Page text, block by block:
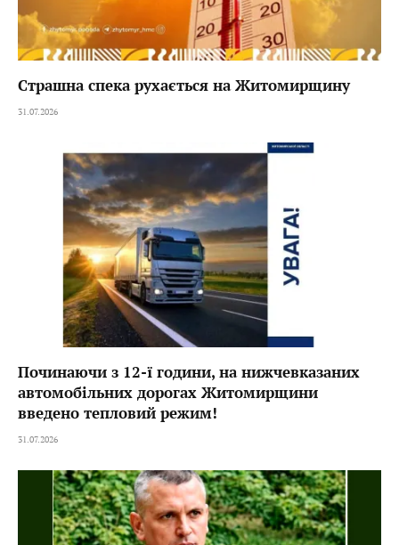
Страшна спека рухається на Житомирщину
31.07.2026
Починаючи з 12-ї години, на нижчевказаних
автомобільних дорогах Житомирщини
введено тепловий режим!
31.07.2026